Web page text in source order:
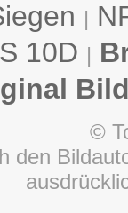
|
10D |
©
den